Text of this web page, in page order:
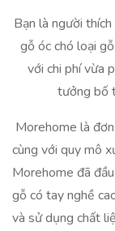
Bạn là người
gỗ óc chó loại
với chi phí vừa
tưởng bố
Morehome là
cùng với quy mô
Morehome đã
gỗ có tay nghề
và sử dụng chất